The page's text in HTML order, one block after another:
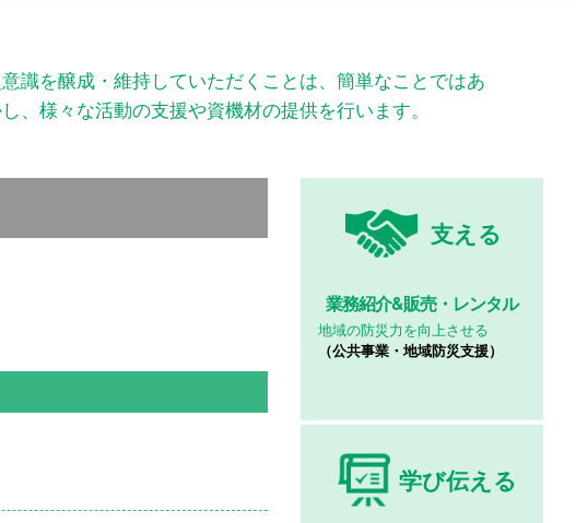
識を醸成・維持していただくことは、簡単なことではあ
様々な活動の支援や資機材の提供を行います。
支える
業務紹介&販売・レンタル
地域の防災力を向上させる
（公共事業・地域防災支援）
学び伝える